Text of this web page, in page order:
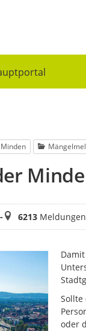
-Meldungen
6213Meldungen
oder